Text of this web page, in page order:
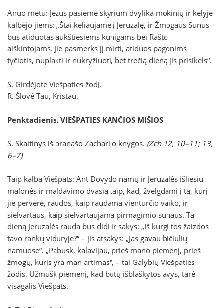
Anuo metu: Jėzus pasiėmė skyrium dvylika mokinių ir kelyje
kalbėjo jiems: „Štai keliaujame į Jeruzalę, ir Žmogaus Sūnus
bus atiduotas aukštiesiems kunigams bei Rašto
aiškintojams. Jie pasmerks jį mirti, atiduos pagonims
tyčiotis, nuplakti ir nukryžiuoti, bet trečią dieną jis prisikels“.
S. Girdėjote Viešpaties žodį.
R. Šlovė Tau, Kristau.
Penktadienis. VIEŠPATIES KANČIOS MIŠIOS
S. Skaitinys iš pranašo Zacharijo knygos. (Zch 12, 10–11; 13,
6–7)
Taip kalba Viešpats: Ant Dovydo namų ir Jeruzalės išliesiu
malonės ir maldavimo dvasią taip, kad, žvelgdami į tą, kurį
jie pervėrė, raudos, kaip raudama vienturčio vaiko, ir
sielvartaus, kaip sielvartaujama pirmagimio sūnaus. Tą
dieną Jeruzalės rauda bus didi ir sakys: „Iš kurgi tos žaizdos
tavo rankų viduryje?“ – jis atsakys: „Jas gavau bičiulių
namuose“. „Pabusk, kalavijau, prieš mano piemenį, prieš
žmogų, kuris yra man artimas“, – tai Galybių Viešpaties
žodis. Užmušk piemenį, kad būtų išblaškytos avys, tarė
visagalis Viešpats.